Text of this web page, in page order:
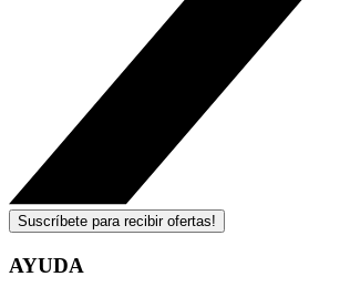
Suscríbete para recibir ofertas!
AYUDA